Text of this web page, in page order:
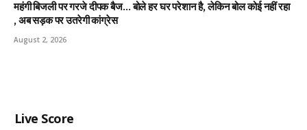
महंगी बिजली पर गरजे दीपक बैज… बोले हर घर परेशान है, लेकिन बोल कोई नहीं रहा
, अब सड़क पर उतरेगी कांग्रेस
August 2, 2026
Live Score